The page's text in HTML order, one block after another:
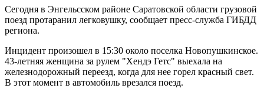
Сегодня в Энгельсском районе Саратовской области грузовой
поезд протаранил легковушку, сообщает пресс-служба ГИБДД
региона.
Инцидент произошел в 15:30 около поселка Новопушкинское.
43-летняя женщина за рулем "Хендэ Гетс" выехала на
железнодорожный переезд, когда для нее горел красный свет.
В этот момент в автомобиль врезался поезд.